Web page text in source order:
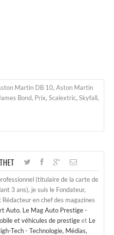
Martin DB 10, Aston Martin
Bond, Prix, Scalextric, Skyfall,
(titulaire de la carte de
3 ans), je suis le Fondateur,
en chef des magazines
Auto, Le Mag Auto Prestige -
et véhicules de prestigeet Le
Tech - Technologie, Médias,